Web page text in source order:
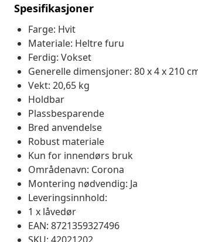
Spesifikasjoner
Farge: Hvit
Materiale: Heltre furu
Ferdig: Vokset
Generelle dimensjoner: 80 x 4 x 210
Vekt: 20,65 kg
Holdbar
Plassbesparende
Bred anvendelse
Robust materiale
Kun for innendørs bruk
Områdenavn: Corona
Montering nødvendig: Ja
Leveringsinnhold:
1 x låvedør
EAN: 8721359327496